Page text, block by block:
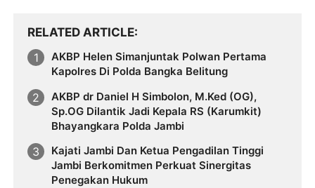
RELATED ARTICLE
AKBP Helen Simanjuntak Polwan Pertama
Kapolres Di Polda Bangka Belitung
AKBP dr Daniel H Simbolon, M.Ked (OG),
Sp.OG Dilantik Jadi Kepala RS (Karumkit)
Bhayangkara Polda Jambi
Kajati Jambi Dan Ketua Pengadilan Tinggi
Jambi Berkomitmen Perkuat Sinergitas
Penegakan Hukum